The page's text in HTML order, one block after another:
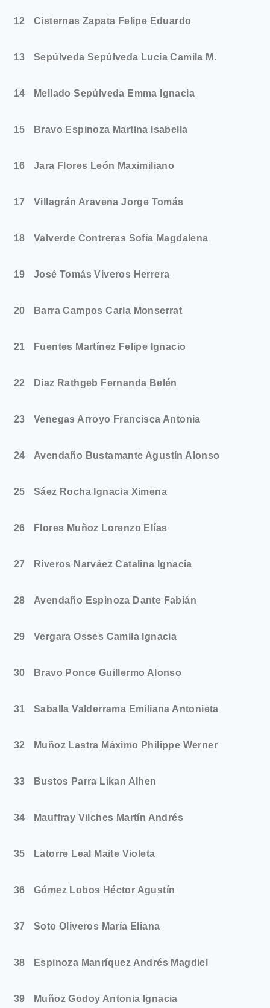
12 Cisternas Zapata Felipe Eduardo
13 Sepúlveda Sepúlveda Lucia Camila M.
14 Mellado Sepúlveda Emma Ignacia
15 Bravo Espinoza Martina Isabella
16 Jara Flores León Maximiliano
17 Villagrán Aravena Jorge Tomás
18 Valverde Contreras Sofía Magdalena
19 José Tomás Viveros Herrera
20 Barra Campos Carla Monserrat
21 Fuentes Martínez Felipe Ignacio
22 Diaz Rathgeb Fernanda Belén
23 Venegas Arroyo Francisca Antonia
24 Avendaño Bustamante Agustín Alonso
25 Sáez Rocha Ignacia Ximena
26 Flores Muñoz Lorenzo Elías
27 Riveros Narváez Catalina Ignacia
28 Avendaño Espinoza Dante Fabián
29 Vergara Osses Camila Ignacia
30 Bravo Ponce Guillermo Alonso
31 Saballa Valderrama Emiliana Antonieta
32 Muñoz Lastra Máximo Philippe Werner
33 Bustos Parra Likan Alhen
34 Mauffray Vilches Martín Andrés
35 Latorre Leal Maite Violeta
36 Gómez Lobos Héctor Agustín
37 Soto Oliveros María Eliana
38 Espinoza Manríquez Andrés Magdiel
39 Muñoz Godoy Antonia Ignacia